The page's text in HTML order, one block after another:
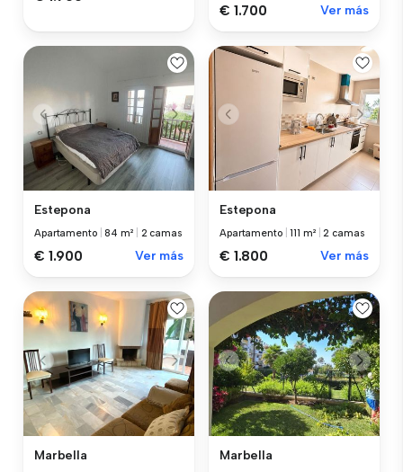
€ 1.700 Ver más
Estepona
Apartamento |84 m² 2 camas
€ 1.900 Ver más
Estepona
Apartamento |111 m² |2 camas
€ 1.800 Ver más
Marbella Marbella